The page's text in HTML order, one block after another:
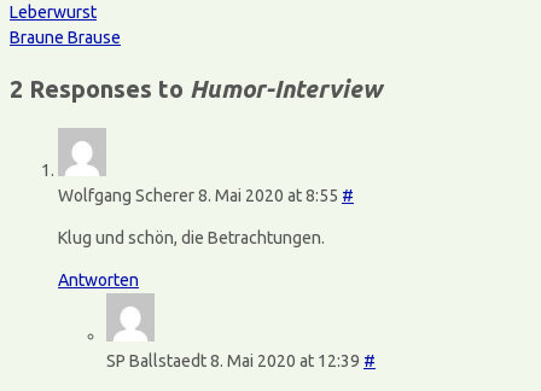
Leberwurst
Braune Brause
2 Responses to Humor-Interview
Wolfgang Scherer8. Mai 2020 at 8:55 #
Klug und schön, die Betrachtungen.
Antworten
SP Ballstaedt8. Mai 2020 at 12:39 #